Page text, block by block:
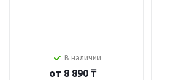
В наличии
от 8 890 ₸